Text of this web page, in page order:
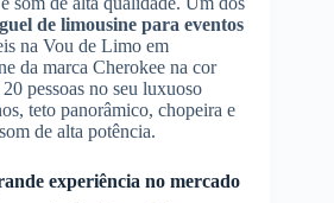
de limousine para eventos
na Vou de Limo em
da marca Cherokee na cor
pessoas no seu luxuoso
teto panorâmico, chopeira e
de alta potência.
experiência no mercado